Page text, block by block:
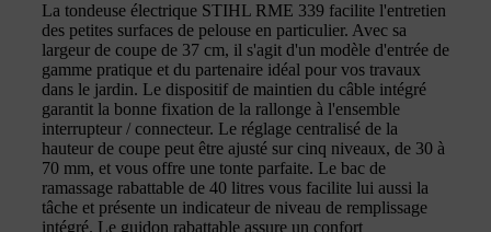
La tondeuse électrique STIHL RME 339 facilite l'entretien
des petites surfaces de pelouse en particulier. Avec sa
largeur de coupe de 37 cm, il s'agit d'un modèle d'entrée de
gamme pratique et du partenaire idéal pour vos travaux
dans le jardin. Le dispositif de maintien du câble intégré
garantit la bonne fixation de la rallonge à l'ensemble
interrupteur / connecteur. Le réglage centralisé de la
hauteur de coupe peut être ajusté sur cinq niveaux, de 30 à
70 mm, et vous offre une tonte parfaite. Le bac de
ramassage rabattable de 40 litres vous facilite lui aussi la
tâche et présente un indicateur de niveau de remplissage
intégré. Le guidon rabattable assure un confort